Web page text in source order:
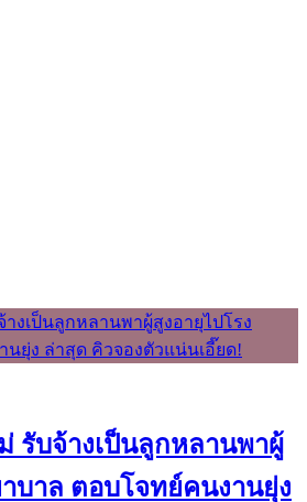
รับจ้างเป็นลูกหลานพาผู้
บาล ตอบโจทย์คนงานยุ่ง